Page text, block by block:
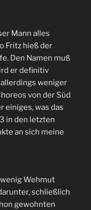
Mann alles
Fritz hieß der
Den Namen muß
er definitiv
weniger
von der Süd
einiges, was das
in den letzten
an sich meine
Wehmut
schließlich
gewohnten